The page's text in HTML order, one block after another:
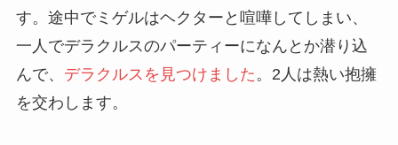
す。途中でミゲルはヘクターと喧嘩してしまい、
一人でデラクルスのパーティーになんとか潜り込
んで、 デラクルスを見つけました。2人は熱い抱擁
を交わします。